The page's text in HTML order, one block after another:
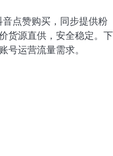
点赞购买，同步提供粉
货源直供，安全稳定。下
号运营流量需求。